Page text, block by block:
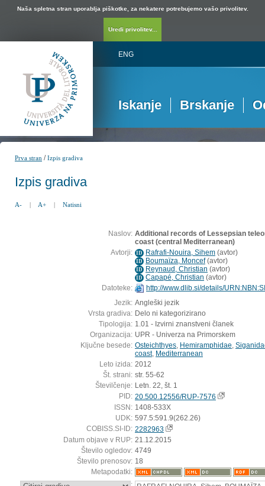
Naša spletna stran uporablja piškotke, za nekatere potrebujemo vašo privolitev.
Uredi privolitev...
ENG
Iskanje Brskanje
Prva stran /Izpis gradiva
Izpis gradiva
A- | A+ | Natisni
Naslov: Additional records of Lessepsian
coast (central Mediterranean)
Avtorji: ID Rafrafi-Nouira, Sihem (avtor)
ID Boumaïza, Moncef(avtor)
ID Reynaud, Christian (avtor)
ID Capapé, Christian (avtor)
Datoteke:
http://www.dlib.si/details/
Jezik: Angleški jezik
Vrsta gradiva: Delo ni kategorizirano
Tipologija: 1.01 - Izvirni znanstveni članek
Organizacija: UPR - Univerza na Primorskem
Ključne besede: Osteichthyes Hemiramphidae
coast, Mediterranean
Leto izida: 2012
Št. strani: str. 55-62
Številčenje: Letn. 22, št. 1
PID: 20.500.12556/RUP-7576
ISSN: 1408-533X
UDK: 597.5:591.9(262.26)
COBISS.SI-ID: 2282963
Datum objave v RUP: 21.12.2015
Število ogledov: 4749
Število prenosov: 18
Metapodatki: